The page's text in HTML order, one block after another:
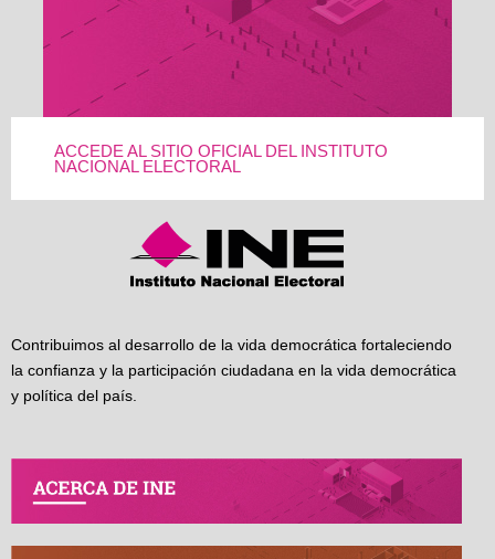
ACCEDE AL SITIO OFICIAL DEL INSTITUTO
NACIONAL ELECTORAL
Contribuimos al desarrollo de la vida democrática fortaleciendo
la confianza y la participación ciudadana en la vida democrática
y política del país.